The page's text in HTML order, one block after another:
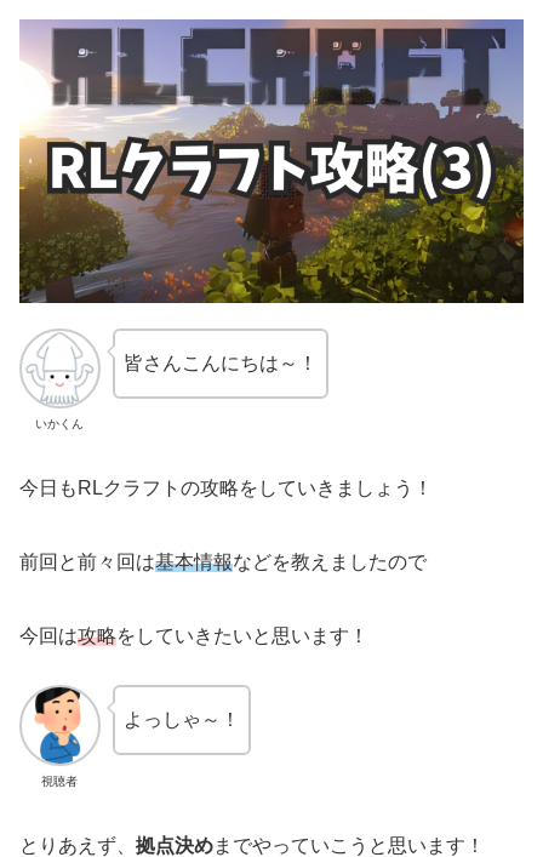
いかくん
皆さんこんにちは～！
今日もRLクラフトの攻略をしていきましょう！
前回と前々回は基本情報などを教えましたので
今回は攻略をしていきたいと思います！
視聴者
よっしゃ～！
とりあえず、 拠点決めまでやっていこうと思います！